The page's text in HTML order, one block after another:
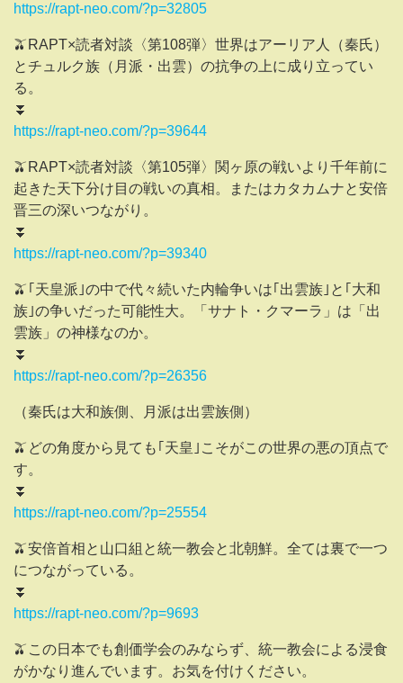
https://rapt-neo.com/?p=32805
🫒RAPT×読者対談〈第108弾〉世界はアーリア人（秦氏）
とチュルク族（月派・出雲）の抗争の上に成り立ってい
る。
⏬️
https://rapt-neo.com/?p=39644
🫒RAPT×読者対談〈第105弾〉関ヶ原の戦いより千年前に
起きた天下分け目の戦いの真相。またはカタカムナと安倍
晋三の深いつながり。
⏬️
https://rapt-neo.com/?p=39340
🫒｢天皇派｣の中で代々続いた内輪争いは｢出雲族｣と｢大和
族｣の争いだった可能性大。「サナト・クマーラ」は「出
雲族」の神様なのか。
⏬️
https://rapt-neo.com/?p=26356
（秦氏は大和族側、月派は出雲族側）
🫒どの角度から見ても｢天皇｣こそがこの世界の悪の頂点で
す。
⏬️
https://rapt-neo.com/?p=25554
🫒安倍首相と山口組と統一教会と北朝鮮。全ては裏で一つ
につながっている。
⏬️
https://rapt-neo.com/?p=9693
🫒この日本でも創価学会のみならず、統一教会による浸食
がかなり進んでいます。お気を付けください。